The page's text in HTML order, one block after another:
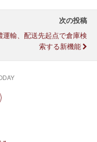
次の投稿
運輸、配送先起点で倉庫検
索する新機能